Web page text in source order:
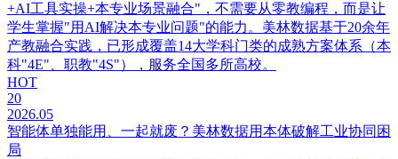
+AI工具实操+本专业场景融合"，不需要从零教编程，而是让
学生掌握"用AI解决本专业问题"的能力。美林数据基于20余年
产教融合实践，已形成覆盖14大学科门类的成熟方案体系（本
科"4E"、职教"4S"），服务全国多所高校。
HOT
20
2026.05
智能体单独能用、一起就废？美林数据用本体破解工业协同困
局